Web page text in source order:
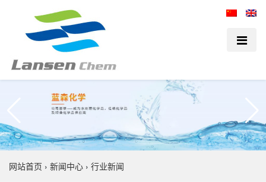
网站首页 › 新闻中心 › 行业新闻